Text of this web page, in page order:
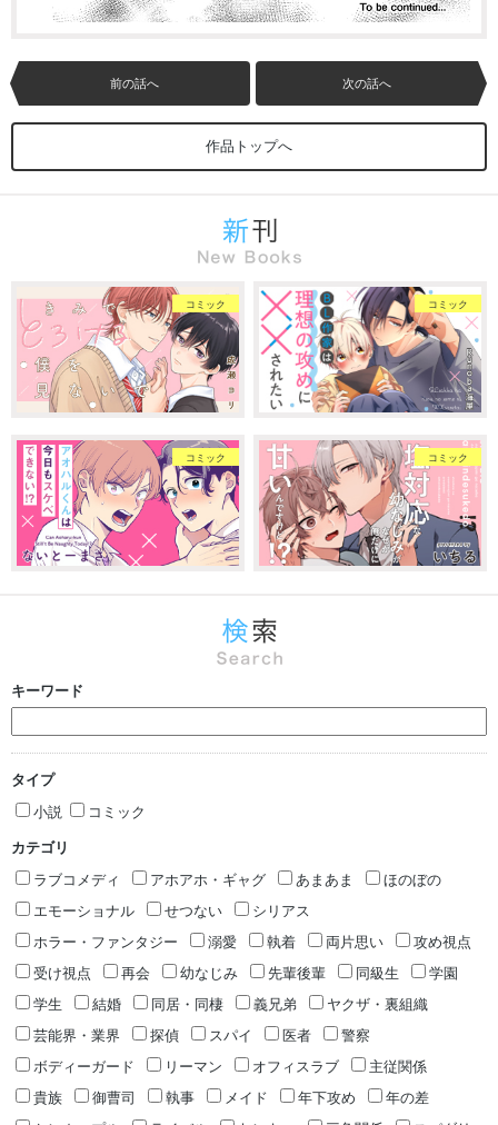
前の話へ 次の話へ
作品トップへ
コミック コミック
コミック コミック
キーワード
タイプ
小説
コミック
カテゴリ
ラブコメディ
アホアホ・ギャグ あまあま
ほのぼの
エモーショナル
せつない
シリアス
ホラー・ファンタジー
溺愛 執着 両片思い
攻め視点
受け視点
再会 幼なじみ 先輩後輩 同級生
学園
学生
結婚 同居・同棲 義兄弟
ヤクザ・裏組織
芸能界・業界
探偵 スパイ 医者
警察
ボディーガード
リーマン オフィスラブ
主従関係
貴族
御曹司 執事 メイド 年下攻め
年の差